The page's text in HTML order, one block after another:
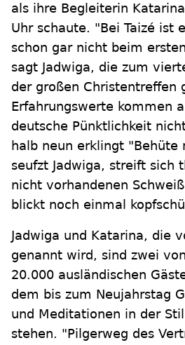
als ihre Begleiterin
Uhr schaute. "Bei Taizé ist
schon gar nicht beim
sagt Jadwiga, die zum
der großen Christentreffen
Erfahrungswerte kommen
deutsche Pünktlichkeit
halb neun erklingt "Behüte
seufzt Jadwiga, streift sich
nicht vorhandenen
blickt noch einmal
Jadwiga und Katarina, die
genannt wird, sind zwei
20.000 ausländischen
dem bis zum Neujahrstag
und Meditationen in der
stehen. "Pilgerweg des